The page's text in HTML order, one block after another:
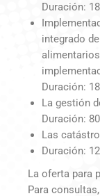
Duración:
integrado
Duración:
La gestión
Duración:
Las
Duración:
La oferta para
Para